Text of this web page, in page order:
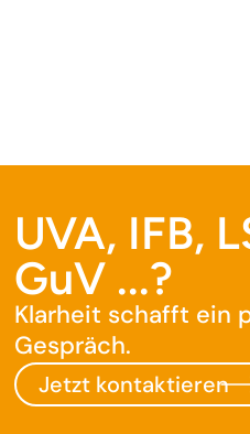
UVA, IFB,
GuV ...?
Klarheit schafft ein
Gespräch.
Jetzt kontaktieren